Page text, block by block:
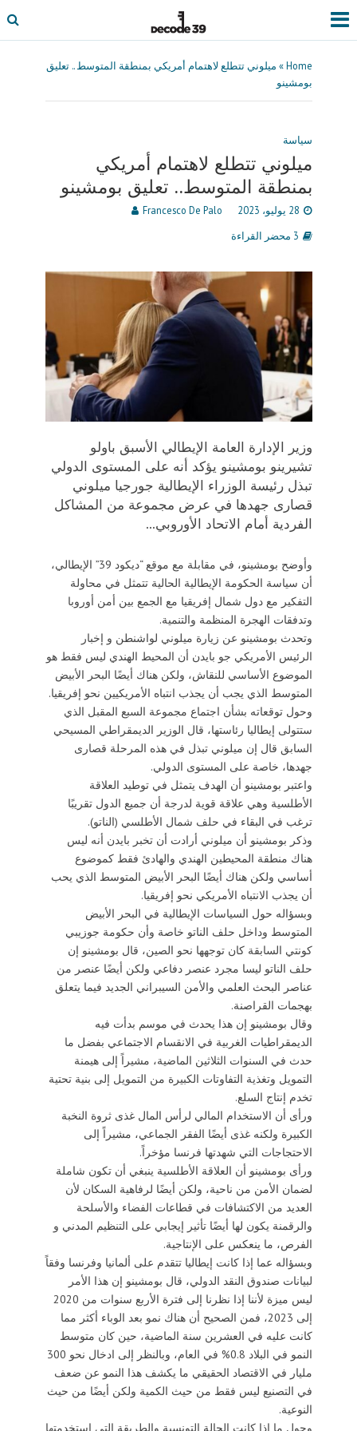
Home
» ميلوني تتطلع لاهتمام أمريكي بمنطقة المتوسط.. تعليق
بومشينو
سياسة
ميلوني تتطلع لاهتمام أمريكي
بمنطقة المتوسط.. تعليق بومشينو
28 يوليو، 2023
Francesco De Palo
3 محضر القراءة
وزير الإدارة العامة الإيطالي الأسبق باولو
تشيرينو بومشينو يؤكد أنه على المستوى الدولي
تبذل رئيسة الوزراء الإيطالية جورجيا ميلوني
قصارى جهدها في عرض مجموعة من المشاكل
الفردية أمام الاتحاد الأوروبي...
وأوضح بومشينو، في مقابلة مع موقع “ديكود 39” الإيطالي،
أن سياسة الحكومة الإيطالية الحالية تتمثل في محاولة
التفكير مع دول شمال إفريقيا مع الجمع بين أمن أوروبا
وتدفقات الهجرة المنظمة والتنمية.
وتحدث بومشينو عن زيارة ميلوني لواشنطن و إخبار
الرئيس الأمريكي جو بايدن أن المحيط الهندي ليس فقط هو
الموضوع الأساسي للنقاش، ولكن هناك أيضًا البحر الأبيض
المتوسط ​​الذي يجب أن يجذب انتباه الأمريكيين نحو إفريقيا.
وحول توقعاته بشأن اجتماع مجموعة السبع المقبل الذي
ستتولى إيطاليا رئاستها، قال الوزير الديمقراطي المسيحي
السابق قال إن ميلوني تبذل في هذه المرحلة قصارى
جهدها، خاصة على المستوى الدولي.
واعتبر بومشينو أن الهدف يتمثل في توطيد العلاقة
الأطلسية وهي علاقة قوية لدرجة أن جميع الدول تقريبًا
ترغب في البقاء في حلف شمال الأطلسي (الناتو).
وذكر بومشينو أن ميلوني أرادت أن تخبر بايدن أنه ليس
هناك منطقة المحيطين الهندي والهادئ فقط كموضوع
أساسي ولكن هناك أيضًا البحر الأبيض المتوسط ​​الذي يحب
أن يجذب الانتباه الأمريكي نحو إفريقيا.
وبسؤاله حول السياسات الإيطالية في البحر الأبيض
المتوسط ​​وداخل حلف الناتو خاصة وأن حكومة جوزيبي
كونتي السابقة كان توجهها نحو الصين، قال بومشينو إن
حلف الناتو ليسا مجرد عنصر دفاعي ولكن أيضًا عنصر من
عناصر البحث العلمي والأمن السيبراني الجديد فيما يتعلق
بهجمات القراصنة.
وقال بومشينو إن هذا يحدث في موسم بدأت فيه
الديمقراطيات الغربية في الانقسام الاجتماعي بفضل ما
حدث في السنوات الثلاثين الماضية، مشيراً إلى هيمنة
التمويل وتغذية التفاوتات الكبيرة من التمويل إلى بنية تحتية
تخدم إنتاج السلع.
ورأى أن الاستخدام المالي لرأس المال غذى ثروة النخبة
الكبيرة ولكنه غذى أيضًا الفقر الجماعي، مشيراً إلى
الاحتجاجات التي شهدتها فرنسا مؤخراً.
ورأى بومشينو أن العلاقة الأطلسية ينبغي أن تكون شاملة
لضمان الأمن من ناحية، ولكن أيضًا لرفاهية السكان لأن
العديد من الاكتشافات في قطاعات الفضاء والأسلحة
والرقمنة يكون لها أيضًا تأثير إيجابي على التنظيم المدني و
الفرص، ما ينعكس على الإنتاجية.
وبسؤاله عما إذا كانت إيطاليا تتقدم على ألمانيا وفرنسا وفقاً
لبيانات صندوق النقد الدولي، قال بومشينو إن هذا الأمر
ليس ميزة لأننا إذا نظرنا إلى فترة الأربع سنوات من 2020
إلى 2023، فمن الصحيح أن هناك نمو بعد الوباء أكثر مما
كانت عليه في العشرين سنة الماضية، حين كان متوسط ​​
النمو في البلاد 0.8% في العام، وبالنظر إلى ادخال نحو 300
مليار في الاقتصاد الحقيقي ما يكشف هذا النمو عن ضعف
في التصنيع ليس فقط من حيث الكمية ولكن أيضًا من حيث
النوعية.
وحول ما إذا كانت الحالة التونسية والطريقة التي استخدمتها